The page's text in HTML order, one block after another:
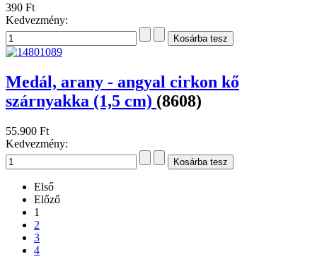
390 Ft
Kedvezmény:
Medál, arany - angyal cirkon kő
szárnyakka (1,5 cm) (8608)
55.900 Ft
Kedvezmény:
Első
Előző
1
2
3
4